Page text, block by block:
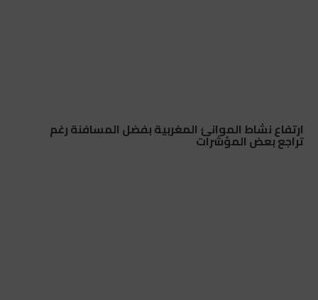
ارتفاع نشاط الموانئ المغربية بفضل المسافنة رغم
تراجع بعض المؤشرات